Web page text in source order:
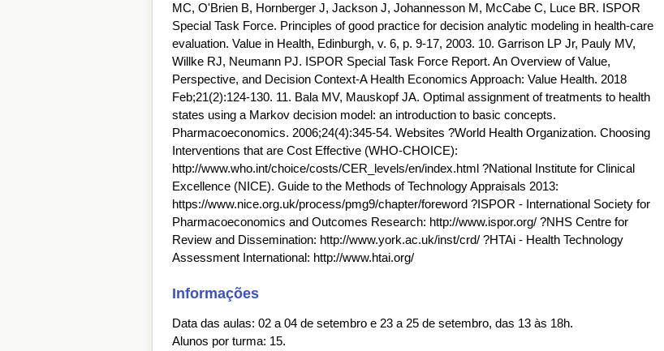
MC, O'Brien B, Hornberger J, Jackson J, Johannesson M, McCabe C, Luce BR. ISPOR
Special Task Force. Principles of good practice for decision analytic modeling in health-care
evaluation. Value in Health, Edinburgh, v. 6, p. 9-17, 2003. 10. Garrison LP Jr, Pauly MV,
Willke RJ, Neumann PJ. ISPOR Special Task Force Report. An Overview of Value,
Perspective, and Decision Context-A Health Economics Approach: Value Health. 2018
Feb;21(2):124-130. 11. Bala MV, Mauskopf JA. Optimal assignment of treatments to health
states using a Markov decision model: an introduction to basic concepts.
Pharmacoeconomics. 2006;24(4):345-54. Websites ?World Health Organization. Choosing
Interventions that are Cost Effective (WHO-CHOICE):
http://www.who.int/choice/costs/CER_levels/en/index.html ?National Institute for Clinical
Excellence (NICE). Guide to the Methods of Technology Appraisals 2013:
https://www.nice.org.uk/process/pmg9/chapter/foreword ?ISPOR - International Society for
Pharmacoeconomics and Outcomes Research: http://www.ispor.org/ ?NHS Centre for
Review and Dissemination: http://www.york.ac.uk/inst/crd/ ?HTAi - Health Technology
Assessment International: http://www.htai.org/
Informações
Data das aulas: 02 a 04 de setembro e 23 a 25 de setembro, das 13 às 18h.
Alunos por turma: 15.